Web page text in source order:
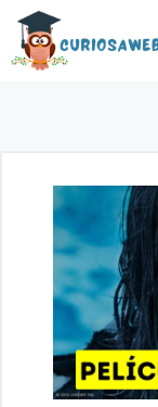
Saltar
contenido